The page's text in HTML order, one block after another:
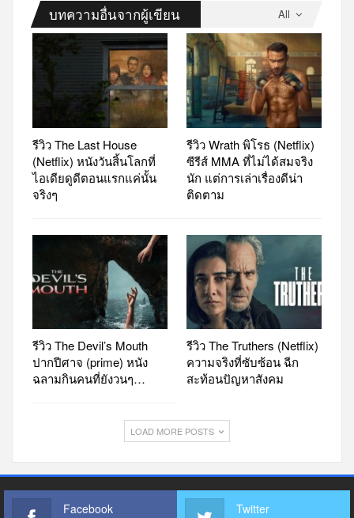
All
บทความอื่นจากผู้เขียน
รีวิว The Last House
(Netflix) หนังวันสิ้นโลกที่
ไอเดียดูดีตอนแรกแค่นั้น
จริงๆ
รีวิว Wrath พิโรธ (Netflix)
ซีรีส์ MMA ที่ไม่ได้สมจริง
นัก แต่การเล่าเรื่องดีน่า
ติดตาม
รีวิว The Devil’s Mouth
ปากปีศาจ (prime) หนัง
ฉลามกินคนที่ยังวนๆ…
รีวิว The Truthers (Netflix)
ความจริงที่ซับซ้อน ฉีก
สะท้อนปัญหาสังคม
LOAD MORE POSTS
Facebook Twitter